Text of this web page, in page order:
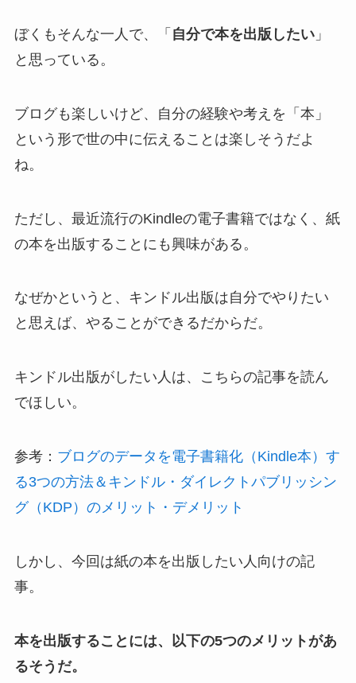
ぼくもそんな一人で、「 自分で本を出版したい」
と思っている。
ブログも楽しいけど、自分の経験や考えを「本」
という形で世の中に伝えることは楽しそうだよ
ね。
ただし、最近流行のKindleの電子書籍ではなく、紙
の本を出版することにも興味がある。
なぜかというと、キンドル出版は自分でやりたい
と思えば、やることができるだからだ。
キンドル出版がしたい人は、こちらの記事を読ん
でほしい。
参考： ブログのデータを電子書籍化（Kindle本）す
る3つの方法＆キンドル・ダイレクトパブリッシン
グ（KDP）のメリット・デメリット
しかし、今回は紙の本を出版したい人向けの記
事。
本を出版することには、以下の5つのメリットがあ
るそうだ。